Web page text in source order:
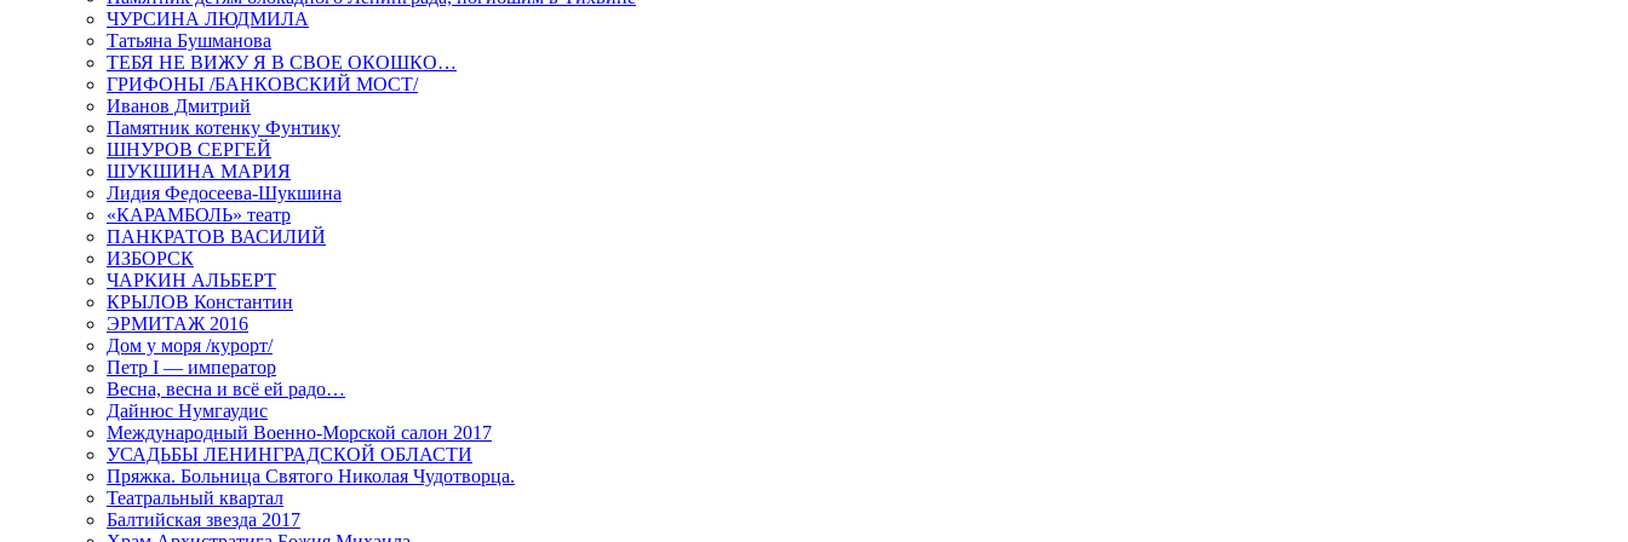
ЧУРСИНА ЛЮДМИЛА
Татьяна Бушманова
ТЕБЯ НЕ ВИЖУ Я В СВОЕ ОКОШКО…
ГРИФОНЫ /БАНКОВСКИЙ МОСТ/
Иванов Дмитрий
Памятник котенку Фунтику
ШНУРОВ СЕРГЕЙ
ШУКШИНА МАРИЯ
Лидия Федосеева-Шукшина
«КАРАМБОЛЬ» театр
ПАНКРАТОВ ВАСИЛИЙ
ИЗБОРСК
ЧАРКИН АЛЬБЕРТ
КРЫЛОВ Константин
ЭРМИТАЖ 2016
Дом у моря /курорт/
Петр I — император
Весна, весна и всё ей радо…
Дайнюс Нумгаудис
Международный Военно-Морской салон 2017
УСАДЬБЫ ЛЕНИНГРАДСКОЙ ОБЛАСТИ
Пряжка. Больница Святого Николая Чудотворца.
Театральный квартал
Балтийская звезда 2017